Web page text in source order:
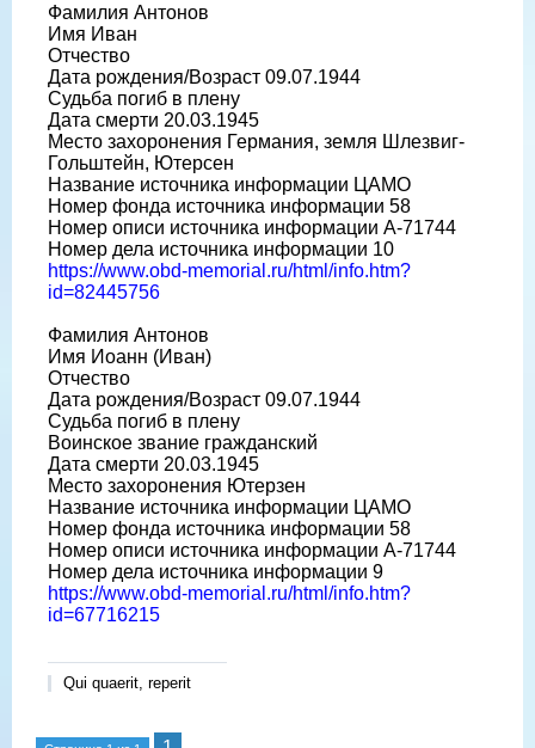
Фамилия Антонов
Имя Иван
Отчество
Дата рождения/Возраст 09.07.1944
Судьба погиб в плену
Дата смерти 20.03.1945
Место захоронения Германия, земля Шлезвиг-
Гольштейн, Ютерсен
Название источника информации ЦАМО
Номер фонда источника информации 58
Номер описи источника информации A-71744
Номер дела источника информации 10
https://www.obd-memorial.ru/html/info.htm?
id=82445756
Фамилия Антонов
Имя Иоанн (Иван)
Отчество
Дата рождения/Возраст 09.07.1944
Судьба погиб в плену
Воинское звание гражданский
Дата смерти 20.03.1945
Место захоронения Ютерзен
Название источника информации ЦАМО
Номер фонда источника информации 58
Номер описи источника информации A-71744
Номер дела источника информации 9
https://www.obd-memorial.ru/html/info.htm?
id=67716215
Qui quaerit, reperit